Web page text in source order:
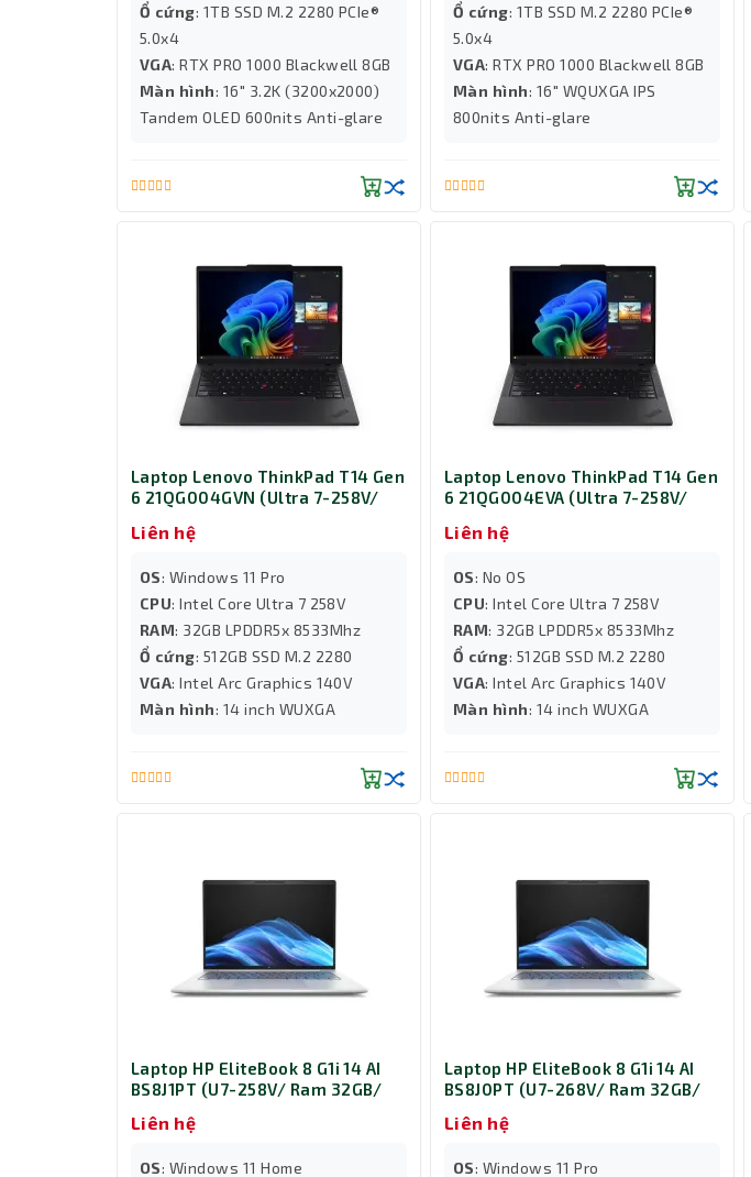
Ổ cứng: 1TB SSD M.2 2280 PCIe®
5.0x4
VGA: RTX PRO 1000 Blackwell 8GB
Màn hình: 16" 3.2K (3200x2000)
Tandem OLED 600nits Anti-glare
Ổ cứng: 1TB SSD M.2 2280 PCIe®
5.0x4
VGA: RTX PRO 1000 Blackwell 8GB
Màn hình: 16" WQUXGA IPS
800nits Anti-glare
Laptop Lenovo ThinkPad T14 Gen
6 21QG004GVN (Ultra 7-258V/
11 Pro/ 3Y/ Đen)
Liên hệ
OS: Windows 11 Pro
CPU: Intel Core Ultra 7 258V
RAM: 32GB LPDDR5x 8533Mhz
Ổ cứng: 512GB SSD M.2 2280
VGA: Intel Arc Graphics 140V
Màn hình: 14 inch WUXGA
Laptop Lenovo ThinkPad T14 Gen
6 21QG004EVA (Ultra 7-258V/
Liên hệ
OS: No OS
CPU: Intel Core Ultra 7 258V
RAM: 32GB LPDDR5x 8533Mhz
Ổ cứng: 512GB SSD M.2 2280
VGA: Intel Arc Graphics 140V
Màn hình: 14 inch WUXGA
Laptop HP EliteBook 8 G1i 14 AI
BS8J1PT (U7-258V/ Ram 32GB/
Windows 11 Home/ 3Y/ Bạc)
Liên hệ
OS: Windows 11 Home
Laptop HP EliteBook 8 G1i 14 AI
BS8J0PT (U7-268V/ Ram 32GB/
Windows 11 Pro/ 3Y/ Bạc)
Liên hệ
OS: Windows 11 Pro